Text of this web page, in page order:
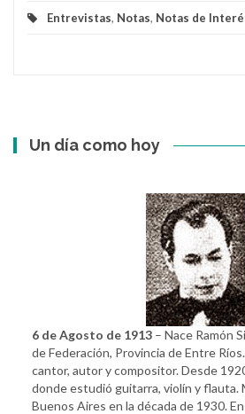
Entrevistas, Notas, Notas de
Un día como hoy
6 de Agosto de 1913 – Nace Ramón
de Federación, Provincia de Entre
cantor, autor y compositor. Desde
donde estudió guitarra, violín y flauta.
Buenos Aires en la década de 1930.